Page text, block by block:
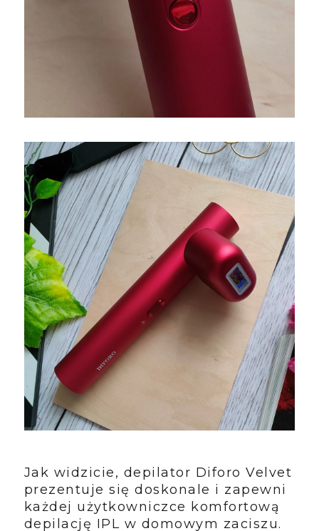
Jak widzicie, depilator Diforo Velvet
prezentuje się doskonale i zapewni
każdej użytkowniczce komfortową
depilację IPL w domowym zaciszu.